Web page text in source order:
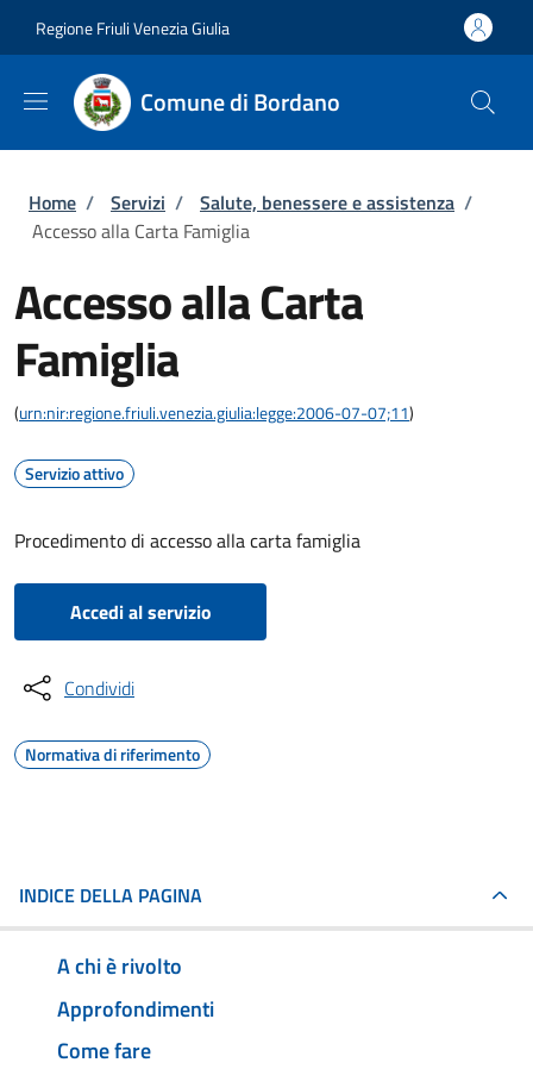
Regione Friuli Venezia Giulia
Comune di Bordano
Briciole di pane
Home / Servizi / Salute, benessere e assistenza /
Accesso alla Carta Famiglia
Accesso alla Carta
Famiglia
(urn:nir:regione.friuli.venezia.giulia:legge:2006-07-07;11)
Servizio attivo
Procedimento di accesso alla carta famiglia
Accedi al servizio
Condividi
Normativa di riferimento
INDICE DELLA PAGINA
A chi è rivolto
Approfondimenti
Come fare